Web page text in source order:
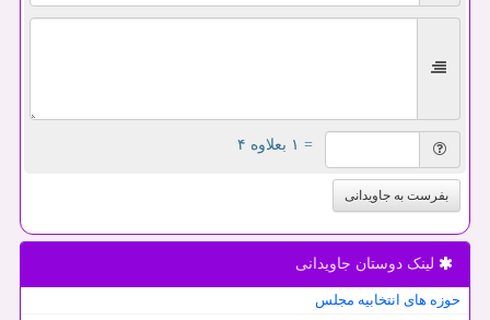
= ۱ بعلاوه ۴
بفرست به جاویدانی
لینک دوستان جاویدانی
حوزه های انتخابیه مجلس